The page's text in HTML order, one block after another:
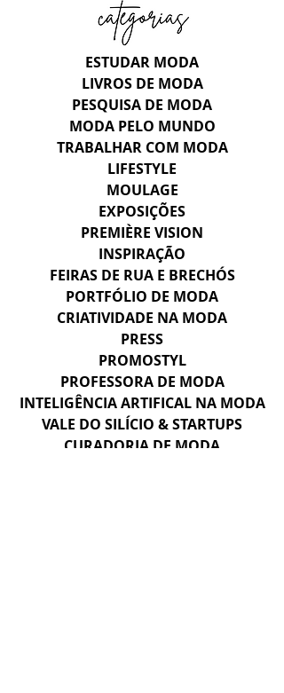
ESTUDAR MODA
LIVROS DE MODA
PESQUISA DE MODA
MODA PELO MUNDO
TRABALHAR COM MODA
LIFESTYLE
MOULAGE
EXPOSIÇÕES
PREMIÈRE VISION
INSPIRAÇÃO
FEIRAS DE RUA E BRECHÓS
PORTFÓLIO DE MODA
CRIATIVIDADE NA MODA
PRESS
PROMOSTYL
PROFESSORA DE MODA
INTELIGÊNCIA ARTIFICAL NA MODA
VALE DO SILÍCIO & STARTUPS
CURADORIA DE MODA